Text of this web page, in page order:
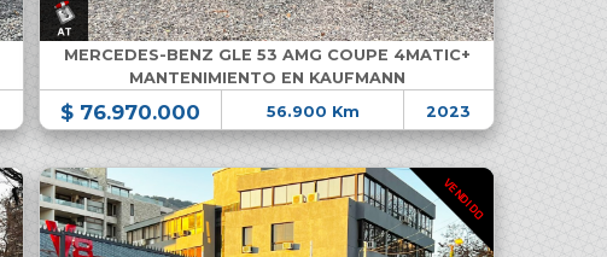
MERCEDES-BENZ GLE 53 AMG COUPE 4MATIC+
MANTENIMIENTO EN KAUFMANN
$ 76.970.000 56.900 Km 2023
VENDIDO